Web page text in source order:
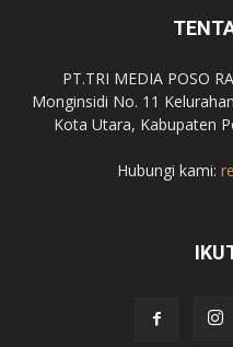
PT.TRI MEDIA POSO
Monginsidi No. 11
Kota Utara, Kabupaten
Hubungi kami: